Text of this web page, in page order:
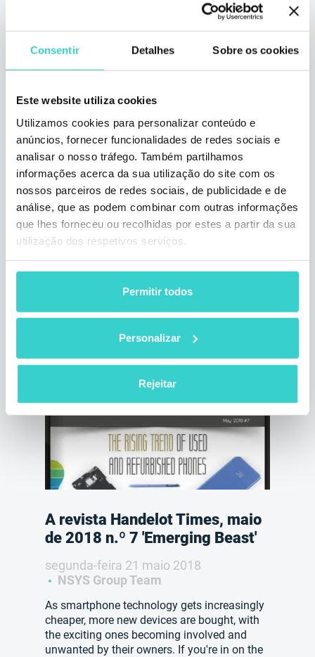
Consentir Detalhes Sobre os cookies
Este website utiliza cookies
Utilizamos cookies para personalizar conteúdo e
anúncios, fornecer funcionalidades de redes sociais e
analisar o nosso tráfego. Também partilhamos
informações acerca da sua utilização do site com os
nossos parceiros de redes sociais, de publicidade e de
análise, que as podem combinar com outras informações
que lhes forneceu ou recolhidas por estes a partir da sua
utilização dos respetivos serviços.
Permitir todos
Personalizar
Rejeitar
CEBIT 11‑15 de junho de 2018
quinta-feira 21 junho 2018
NSYS Group Team
De 11 a 15 de junho de 2018, a empresa
negócios de inovações, tecnologias
eletrônicas e digitais, CEBIT 2018. A NSYS
GROUP montou seu estande no pavilhão da
gsm Exchange, e houve um número recorde
de visitantes durante todo o período da
exposição. Para nós, este evento foi uma
excelente oportunidade para demonstrar
nossas atualizações e atrair clientes em
potencial. Houve muitos atacadistas,
varejistas, reparadores e participantes do
mercado que comercializam dispositivos
conhecer nosso produto e se tornar nossos
parceiros.
3 min de leitura
A revista Handelot Times, maio
de 2018 n.º 7 'Emerging Beast'
segunda-feira 21 maio 2018
NSYS Group Team
As smartphone technology gets increasingly
cheaper, more new devices are bought, with
the exciting ones becoming involved and
unwanted by their owners. If you're in on the